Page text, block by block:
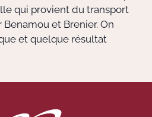
qui provient du transport
et Brenier. On
et quelque résultat